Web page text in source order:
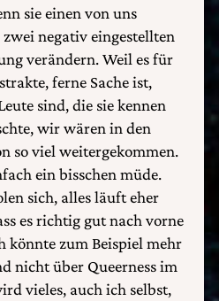
sie einen von uns
negativ eingestellten
verändern. Weil es für
ferne Sache ist,
sind, die sie kennen
wir wären in den
so viel weitergekommen.
ein bisschen müde.
sich, alles läuft eher
es richtig gut nach vorne
könnte zum Beispiel mehr
nicht über Queerness im
vieles, auch ich selbst,